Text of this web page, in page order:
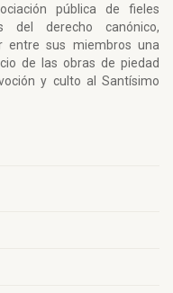
pública de fieles
derecho canónico,
entre sus miembros una
de las obras de piedad
y culto al Santísimo